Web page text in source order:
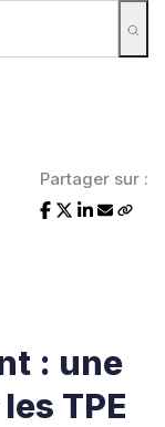
Partager sur :
: une
TPE